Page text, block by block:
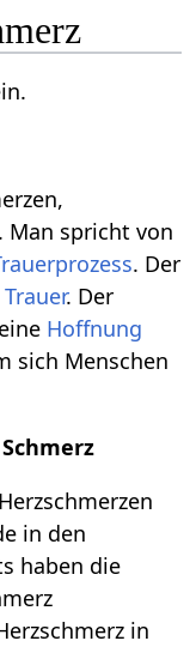
. Man spricht von
. Der
Trauer. Der
Hoffnung
sich Menschen
in den
haben die
in